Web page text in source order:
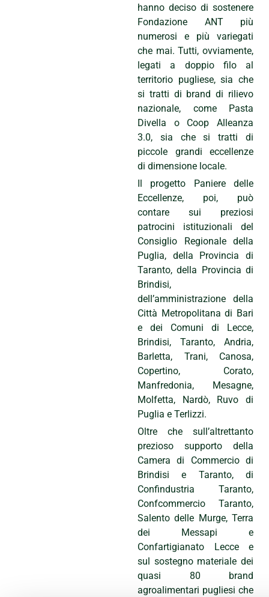
hanno deciso di sostenere
Fondazione ANT più
numerosi e più variegati
che mai. Tutti, ovviamente,
legati a doppio filo al
territorio pugliese, sia che
si tratti di brand di rilievo
nazionale, come Pasta
Divella o Coop Alleanza
3.0, sia che si tratti di
piccole grandi eccellenze
di dimensione locale.
Il progetto Paniere delle
Eccellenze, poi, può
contare sui preziosi
patrocini istituzionali del
Consiglio Regionale della
Puglia, della Provincia di
Taranto, della Provincia di
Brindisi,
dell’amministrazione della
Città Metropolitana di Bari
e dei Comuni di Lecce,
Brindisi, Taranto, Andria,
Barletta, Trani, Canosa,
Copertino, Corato,
Manfredonia, Mesagne,
Molfetta, Nardò, Ruvo di
Puglia e Terlizzi.
Oltre che sull’altrettanto
prezioso supporto della
Camera di Commercio di
Brindisi e Taranto, di
Confindustria Taranto,
Confcommercio Taranto,
Salento delle Murge, Terra
dei Messapi e
Confartigianato Lecce e
sul sostegno materiale dei
quasi 80 brand
agroalimentari pugliesi che